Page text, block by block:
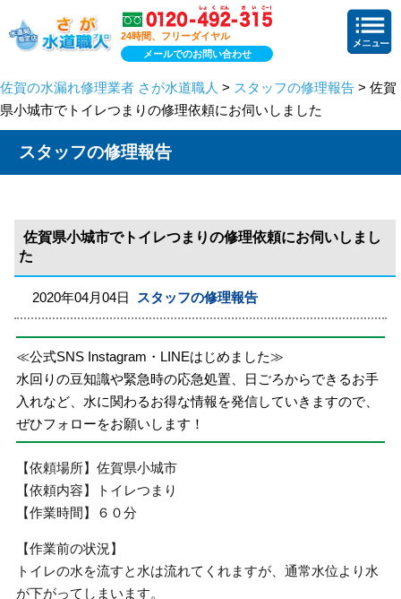
24時間、フリーダイヤル
メールでのお問い合わせ
佐賀の水漏れ修理業者 さが水道職人 > スタッフの修理報告 > 佐賀
県小城市でトイレつまりの修理依頼にお伺いしました
スタッフの修理報告
佐賀県小城市でトイレつまりの修理依頼にお伺いしまし
た
2020年04月04日 スタッフの修理報告
≪公式SNS Instagram・LINEはじめました≫
水回りの豆知識や緊急時の応急処置、日ごろからできるお手
入れなど、水に関わるお得な情報を発信していきますので、
ぜひフォローをお願いします！
【依頼場所】佐賀県小城市
【依頼内容】トイレつまり
【作業時間】６０分
【作業前の状況】
トイレの水を流すと水は流れてくれますが、通常水位より水
が下がってしまいます。